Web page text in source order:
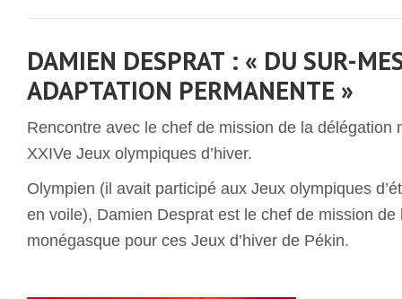
DAMIEN DESPRAT : « DU SUR-
ADAPTATION PERMANENTE »
Rencontre avec le chef de mission de la délégation
XXIVe Jeux olympiques d’hiver.
Olympien (il avait participé aux Jeux olympiques
en voile), Damien Desprat est le chef de mission de
monégasque pour ces Jeux d’hiver de Pékin.